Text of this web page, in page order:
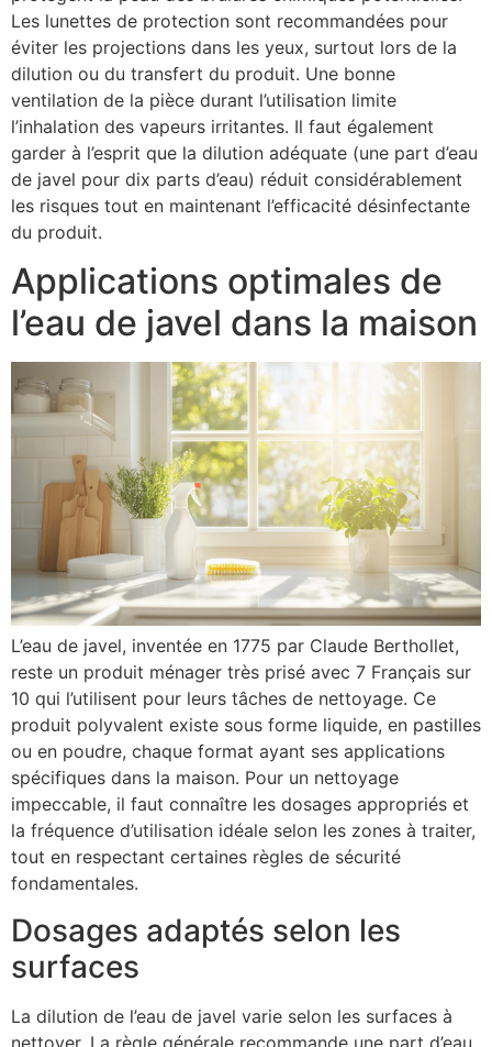
Les lunettes de protection sont recommandées pour
éviter les projections dans les yeux, surtout lors de la
dilution ou du transfert du produit. Une bonne
ventilation de la pièce durant l’utilisation limite
l’inhalation des vapeurs irritantes. Il faut également
garder à l’esprit que la dilution adéquate (une part d’eau
de javel pour dix parts d’eau) réduit considérablement
les risques tout en maintenant l’efficacité désinfectante
du produit.
Applications optimales de
l’eau de javel dans la maison
L’eau de javel, inventée en 1775 par Claude Berthollet,
reste un produit ménager très prisé avec 7 Français sur
10 qui l’utilisent pour leurs tâches de nettoyage. Ce
produit polyvalent existe sous forme liquide, en pastilles
ou en poudre, chaque format ayant ses applications
spécifiques dans la maison. Pour un nettoyage
impeccable, il faut connaître les dosages appropriés et
la fréquence d’utilisation idéale selon les zones à traiter,
tout en respectant certaines règles de sécurité
fondamentales.
Dosages adaptés selon les
surfaces
La dilution de l’eau de javel varie selon les surfaces à
nettoyer. La règle générale recommande une part d’eau